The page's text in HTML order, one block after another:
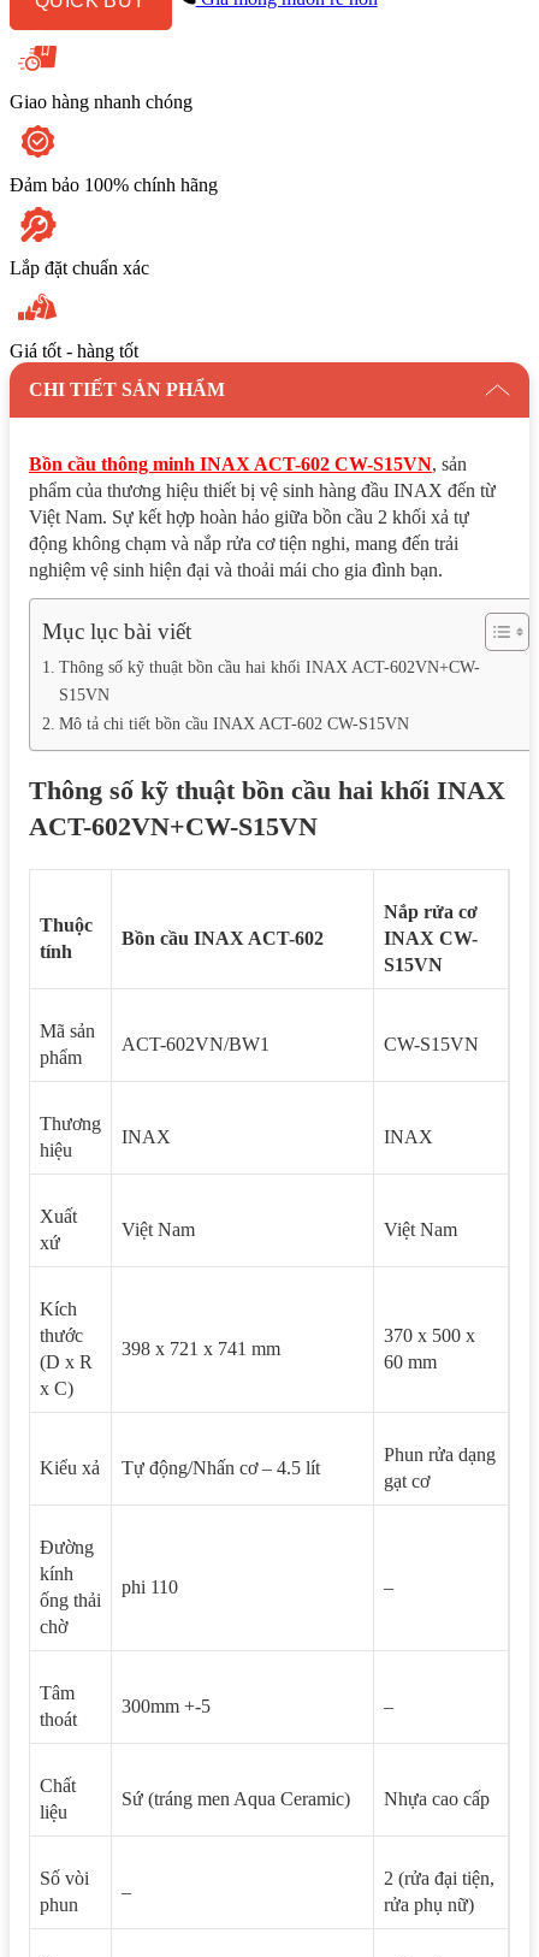
rửa
cơ
cảm
ứng
lượng
Giao hàng nhanh chóng
Đảm bảo 100% chính hãng
Lắp đặt chuẩn xác
Giá tốt - hàng tốt
CHI TIẾT SẢN PHẨM
Bồn cầu thông minh INAX ACT-602 CW-S15VN, sản
phẩm của thương hiệu thiết bị vệ sinh hàng đầu INAX đến từ
Việt Nam. Sự kết hợp hoàn hảo giữa bồn cầu 2 khối xả tự
động không chạm và nắp rửa cơ tiện nghi, mang đến trải
nghiệm vệ sinh hiện đại và thoải mái cho gia đình bạn.
Mục lục bài viết
Thông số kỹ thuật bồn cầu hai khối INAX ACT-602VN+CW-
S15VN
Mô tả chi tiết bồn cầu INAX ACT-602 CW-S15VN
Thông số kỹ thuật bồn cầu hai khối INAX
ACT-602VN+CW-S15VN
Thuộc
tính
Bồn cầu INAX ACT-602
Nắp rửa cơ
INAX CW-
S15VN
Mã sản
phẩm
ACT-602VN/BW1 CW-S15VN
Thương
hiệu
INAX INAX
Xuất
xứ
Việt Nam Việt Nam
Kích
thước
(D x R
x C)
398 x 721 x 741 mm
370 x 500 x
60 mm
Kiểu xả Tự động/Nhấn cơ – 4.5 lít
Phun rửa dạng
gạt cơ
Đường
kính
ống thải
chờ
phi 110 –
Tâm
thoát
300mm +-5 –
Chất
liệu
Sứ (tráng men Aqua Ceramic) Nhựa cao cấp
Số vòi
phun
–
2 (rửa đại tiện,
rửa phụ nữ)